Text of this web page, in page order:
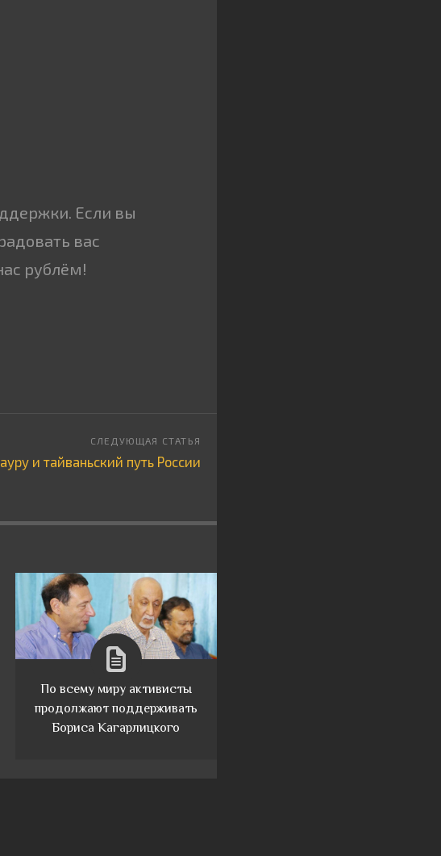
Если вы
вас
рублём!
и тайваньский путь России
По всему миру активисты
продолжают поддерживать
Бориса Кагарлицкого